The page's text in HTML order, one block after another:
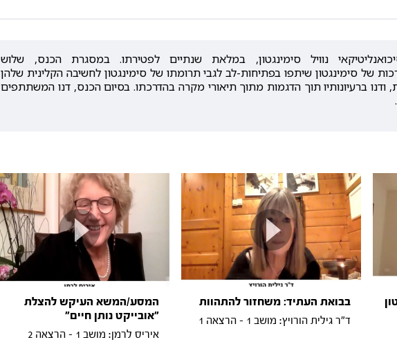
נוויל סימינגטון, במלאת שנתיים לפטירתו. במסגרת הכנס, שלוש
של סימינגטון שיתפו בפתיחות-לב לגבי תרומתו של סימינגטון לחשיבה הקלינית שלהן
ודנו ברעיונותיו תוך הדגמות מתוך תיאורי מקרה בהדרכתו. בסיום הכנס, דנו המשתתפים
בבואת העתיד: משחזור להתהוות
ד"ר גילית הורויץ: מושב 1 - הרצאה 1
המסע/המשא העיקש להצלת
"אובייקט נותן חיים"
איריס לרמן: מושב 1 - הרצאה 2